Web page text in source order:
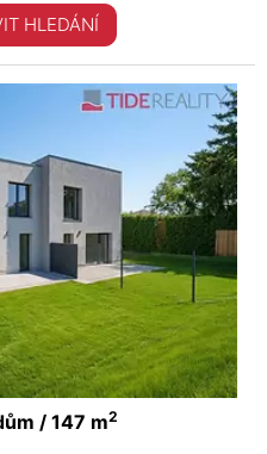
HLEDÁNÍ
/ 147 m2